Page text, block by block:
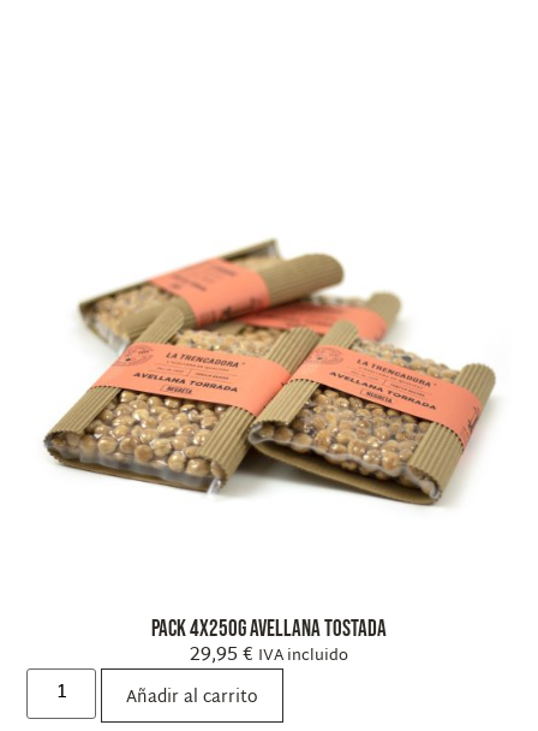
Pack 4x250g Avellana Tostada
29,95€ IVA incluido
Añadir al carrito